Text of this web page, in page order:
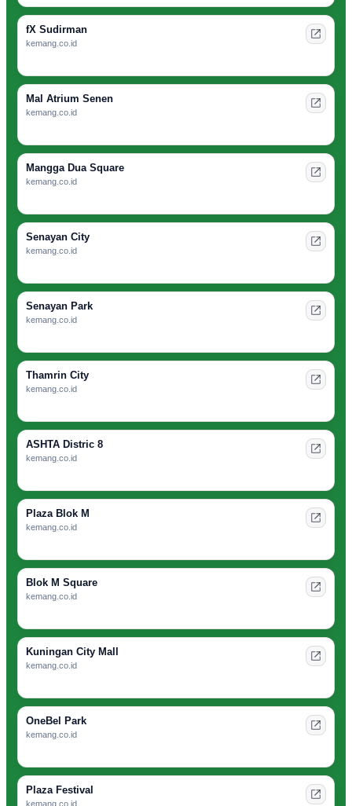
fX Sudirman
kemang.co.id
Mal Atrium Senen
kemang.co.id
Mangga Dua Square
kemang.co.id
Senayan City
kemang.co.id
Senayan Park
kemang.co.id
Thamrin City
kemang.co.id
ASHTA Distric 8
kemang.co.id
Plaza Blok M
kemang.co.id
Blok M Square
kemang.co.id
Kuningan City Mall
kemang.co.id
OneBel Park
kemang.co.id
Plaza Festival
kemang.co.id